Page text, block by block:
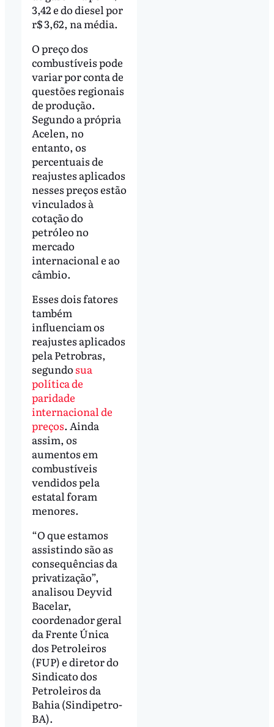
3,42 e do diesel por
r$ 3,62, na média.
O preço dos
combustíveis pode
variar por conta de
questões regionais
de produção.
Segundo a própria
Acelen, no
entanto, os
percentuais de
reajustes aplicados
nesses preços estão
vinculados à
cotação do
petróleo no
mercado
internacional e ao
câmbio.
Esses dois fatores
também
influenciam os
reajustes aplicados
pela Petrobras,
segundo sua
política de
paridade
internacional de
preços. Ainda
assim, os
aumentos em
combustíveis
vendidos pela
estatal foram
menores.
“O que estamos
assistindo são as
consequências da
privatização”,
analisou Deyvid
Bacelar,
coordenador geral
da Frente Única
dos Petroleiros
(FUP) e diretor do
Sindicato dos
Petroleiros da
Bahia (Sindipetro-
BA).